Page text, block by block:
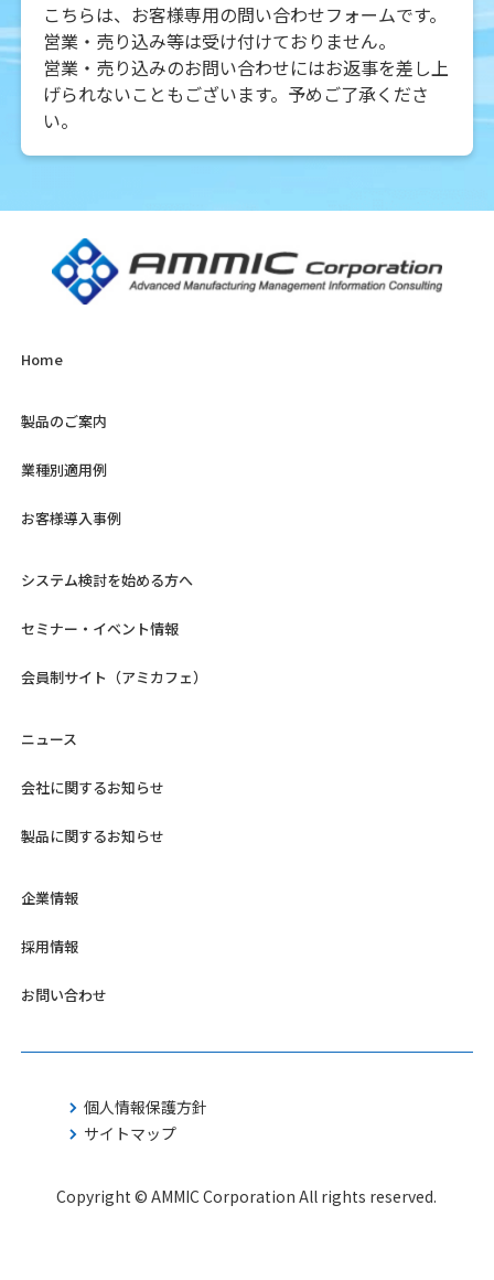
こちらは、お客様専用の問い合わせフォームです。
営業・売り込み等は受け付けておりません。
営業・売り込みのお問い合わせにはお返事を差し上
げられないこともございます。予めご了承くださ
い。
Home
製品のご案内
業種別適用例
お客様導入事例
システム検討を始める方へ
セミナー・イベント情報
会員制サイト（アミカフェ）
ニュース
会社に関するお知らせ
製品に関するお知らせ
企業情報
採用情報
お問い合わせ
個人情報保護方針
サイトマップ
Copyright © AMMIC Corporation All rights reserved.